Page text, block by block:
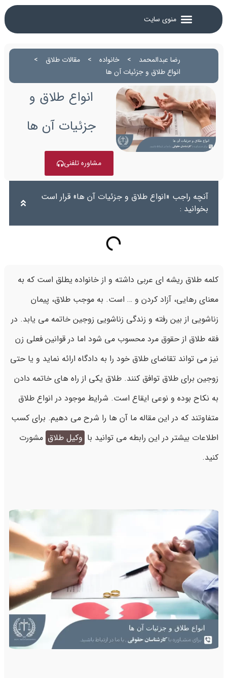
رضا عبدالمحمد > خانواده > مقالات طلاق
>
انواع طلاق و جزئیات آن ها
انواع طلاق و
جزئیات آن ها
مشاوره تلفنی
آنچه راجب «انواع طلاق و جزئیات آن ها» قرار است
بخوانید :
کلمه طلاق ریشه ای عربی داشته و از خانواده یطلق است که به
معنای رهایی، آزاد کردن و … است. به موجب طلاق، پیمان
زناشویی از بین رفته و زندگی زناشویی زوجین خاتمه می یابد. در
فقه طلاق از حقوق مرد محسوب می شود اما در قوانین فعلی زن
نیز می تواند تقاضای طلاق خود را به دادگاه ارائه نماید و یا حتی
زوجین برای طلاق توافق کنند. طلاق یکی از راه های خاتمه دادن
به نکاح بوده و نوعی ایقاع است. شرایط موجود در انواع طلاق
متفاوتند که در این مقاله ما آن ها را شرح می دهیم. برای کسب
اطلاعات بیشتر در این رابطه می توانید با وکیل طلاق مشورت
کنید.